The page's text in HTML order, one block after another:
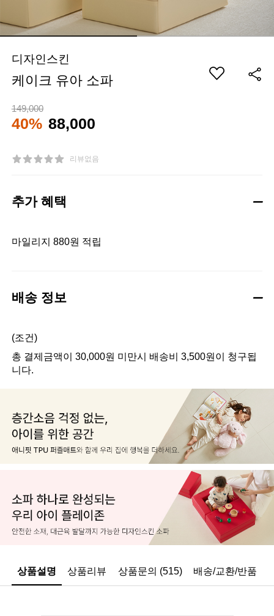
디자인스킨
케이크 유아 소파
149,000
40% 88,000
리뷰없음
추가 혜택
마일리지 880원 적립
배송 정보
(조건)
총 결제금액이 30,000원 미만시 배송비 3,500원이 청구됩
니다.
상품설명 상품리뷰 상품문의 (515) 배송/교환/반품